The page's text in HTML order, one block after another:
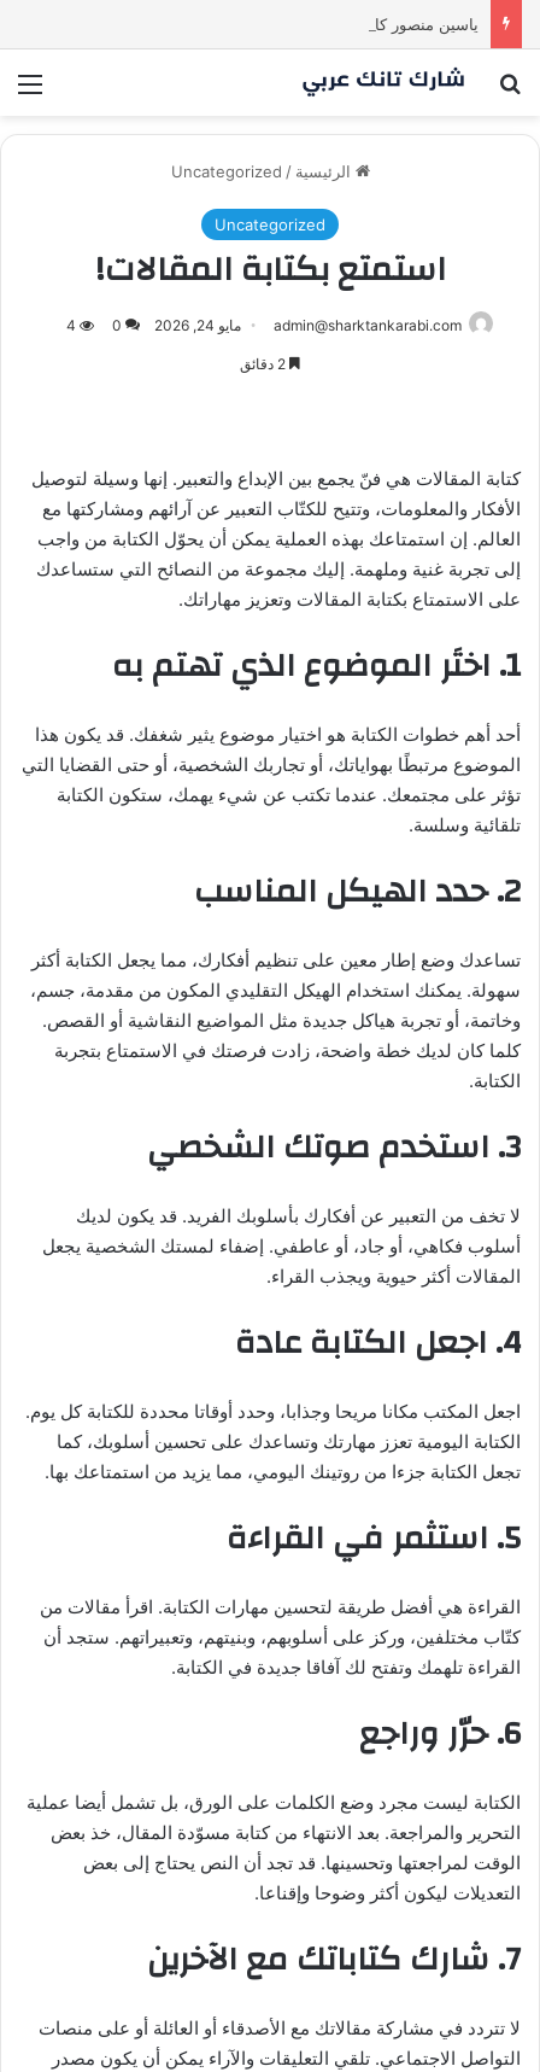
بحث عن
الرئيسية /
Uncategorized
Uncategorized
استمتع بكتابة المقالات!
admin@sharktankarabi.com مايو 24, 2026 0
4
كتابة المقالات هي فنّ يجمع بين الإبداع والتعبير. إنها وسيلة لتوصيل
الأفكار والمعلومات، وتتيح للكتّاب التعبير عن آرائهم ومشاركتها مع
العالم. إن استمتاعك بهذه العملية يمكن أن يحوّل الكتابة من واجب
إلى تجربة غنية وملهمة. إليك مجموعة من النصائح التي ستساعدك
على الاستمتاع بكتابة المقالات وتعزيز مهاراتك.
1. اختَر الموضوع الذي تهتم به
أحد أهم خطوات الكتابة هو اختيار موضوع يثير شغفك. قد يكون هذا
الموضوع مرتبطًا بهواياتك، أو تجاربك الشخصية، أو حتى القضايا التي
تؤثر على مجتمعك. عندما تكتب عن شيء يهمك، ستكون الكتابة
تلقائية وسلسة.
2. حدد الهيكل المناسب
تساعدك وضع إطار معين على تنظيم أفكارك، مما يجعل الكتابة أكثر
سهولة. يمكنك استخدام الهيكل التقليدي المكون من مقدمة، جسم،
وخاتمة، أو تجربة هياكل جديدة مثل المواضيع النقاشية أو القصص.
كلما كان لديك خطة واضحة، زادت فرصتك في الاستمتاع بتجربة
الكتابة.
3. استخدم صوتك الشخصي
لا تخف من التعبير عن أفكارك بأسلوبك الفريد. قد يكون لديك
أسلوب فكاهي، أو جاد، أو عاطفي. إضفاء لمستك الشخصية يجعل
المقالات أكثر حيوية ويجذب القراء.
4. اجعل الكتابة عادة
اجعل المكتب مكانا مريحا وجذابا، وحدد أوقاتا محددة للكتابة كل يوم.
الكتابة اليومية تعزز مهارتك وتساعدك على تحسين أسلوبك، كما
تجعل الكتابة جزءا من روتينك اليومي، مما يزيد من استمتاعك بها.
5. استثمر في القراءة
القراءة هي أفضل طريقة لتحسين مهارات الكتابة. اقرأ مقالات من
كتّاب مختلفين، وركز على أسلوبهم، وبنيتهم، وتعبيراتهم. ستجد أن
القراءة تلهمك وتفتح لك آفاقا جديدة في الكتابة.
6. حرّر وراجع
الكتابة ليست مجرد وضع الكلمات على الورق، بل تشمل أيضا عملية
التحرير والمراجعة. بعد الانتهاء من كتابة مسوّدة المقال، خذ بعض
الوقت لمراجعتها وتحسينها. قد تجد أن النص يحتاج إلى بعض
التعديلات ليكون أكثر وضوحا وإقناعا.
7. شارك كتاباتك مع الآخرين
لا تتردد في مشاركة مقالاتك مع الأصدقاء أو العائلة أو على منصات
التواصل الاجتماعي. تلقي التعليقات والآراء يمكن أن يكون مصدر